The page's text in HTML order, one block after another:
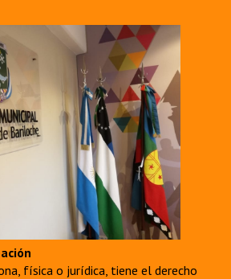
física o jurídica, tiene el derecho